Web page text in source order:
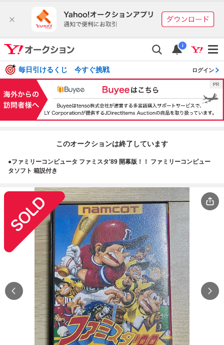
i
毎日引けるくじ 今すぐ挑戦 ログイン
このオークションは終了しています
●ファミリーコンピュータ ファミスタ'89 開幕版！！ ファミリーコンピュー
タソフト 箱説付き